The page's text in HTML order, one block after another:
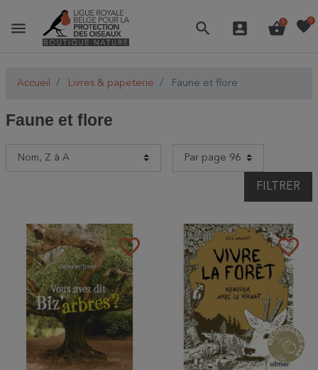
menu search account_box shopping_basket
0 favorite0
Accueil Livres & papeterie Faune et flore
Faune et flore
FILTRER
favorite_border favorite_border